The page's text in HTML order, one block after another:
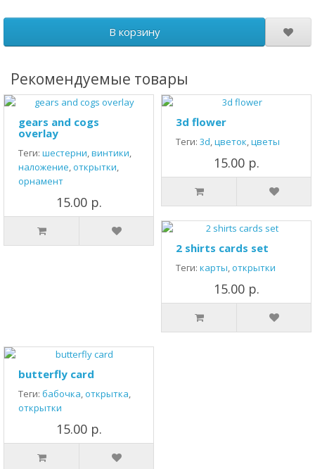
В корзину
Рекомендуемые товары
gears and cogs
overlay
Теги: шестерни,винтики,
наложение,открытки,
орнамент
15.00 р.
3d flower
Теги: 3d,цветок,цветы
15.00 р.
2 shirts cards set
Теги: карты,открытки
15.00 р.
butterfly card
Теги: бабочка,открытка,
открытки
15.00 р.